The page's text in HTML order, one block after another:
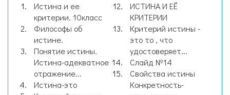
Истина и ее
критерии. 10класс
Философы об
истине.
Понятие истины.
Истина-адекватное
отражение...
Истина-это
ИСТИНА И ЕЁ
КРИТЕРИИ
Критерий истины -
это то , что
удостоверяет...
Слайд №14
Свойства истины
Конкретность-